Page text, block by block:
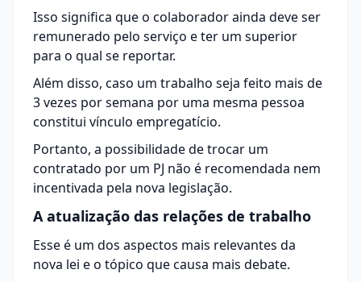
Isso significa que o colaborador ainda deve ser
remunerado pelo serviço e ter um superior
para o qual se reportar.
Além disso, caso um trabalho seja feito mais de
3 vezes por semana por uma mesma pessoa
constitui vínculo empregatício.
Portanto, a possibilidade de trocar um
contratado por um PJ não é recomendada nem
incentivada pela nova legislação.
A atualização das relações de trabalho
Esse é um dos aspectos mais relevantes da
nova lei e o tópico que causa mais debate.